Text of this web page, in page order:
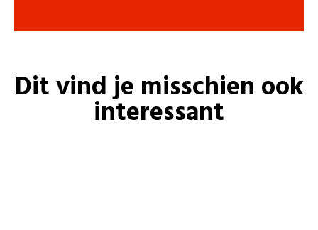
Dit vind je misschien ook
interessant